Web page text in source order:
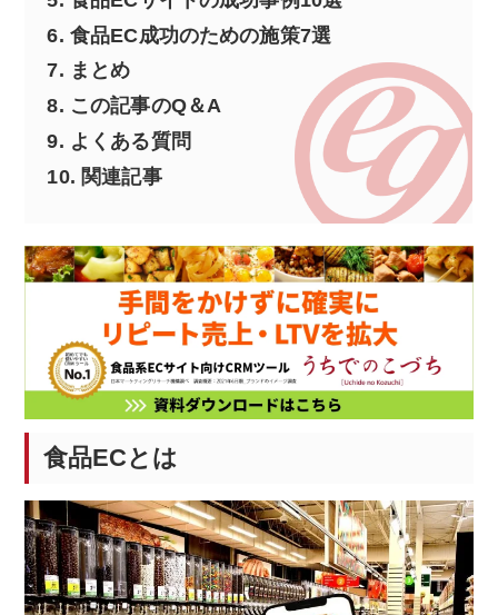
6. 食品EC成功のための施策7選
7. まとめ
8. この記事のQ＆A
9. よくある質問
10. 関連記事
食品ECとは